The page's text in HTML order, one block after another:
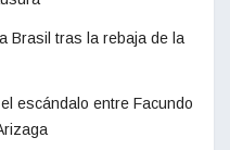
Brasil tras la rebaja de la
escándalo entre Facundo